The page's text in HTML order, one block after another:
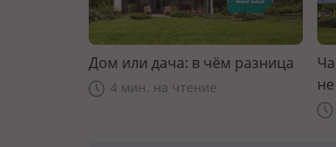
Дом или дача: в чём разница
4 мин. на чтение